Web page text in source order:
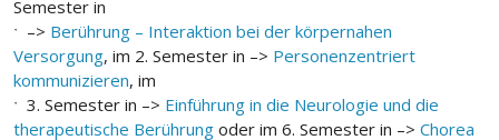
Semester in
ˑ –> Berührung – Interaktion bei der körpernahen
Versorgung, im 2. Semester in –> Personenzentriert
kommunizieren, im
ˑ 3. Semester in –> Einführung in die Neurologie und die
therapeutische Berührung oder im 6. Semester in –> Chorea